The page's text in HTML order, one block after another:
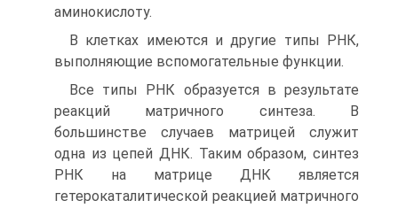
аминокислоту.
В клетках имеются и другие типы РНК,
выполняющие вспомогательные функции.
Все типы РНК образуется в результате
реакций матричного синтеза. В
большинстве случаев матрицей служит
одна из цепей ДНК. Таким образом, синтез
РНК на матрице ДНК является
гетерокаталитической реакцией матричного